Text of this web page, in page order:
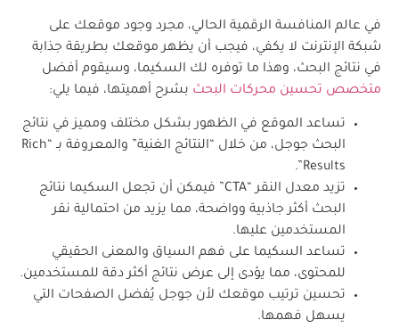
في عالم المنافسة الرقمية الحالي، مجرد وجود موقعك على
شبكة الإنترنت لا يكفي، فيجب أن يظهر موقعك بطريقة جذابة
في نتائج البحث، وهذا ما توفره لك السكيما، وسيقوم أفضل
متخصص تحسين محركات البحث بشرح أهميتها، فيما يلي:
تساعد الموقع في الظهور بشكل مختلف ومميز في نتائج
البحث جوجل، من خلال “النتائج الغنية” والمعروفة بـ “Rich
Results”.
تزيد معدل النقر “CTA” فيمكن أن تجعل السكيما نتائج
البحث أكثر جاذبية وواضحة، مما يزيد من احتمالية نقر
المستخدمين عليها.
تساعد السكيما على فهم السياق والمعنى الحقيقي
للمحتوى، مما يؤدى إلى عرض نتائج أكثر دقة للمستخدمين.
تحسين ترتيب موقعك لأن جوجل يُفضل الصفحات التي
يسهل فهمها.